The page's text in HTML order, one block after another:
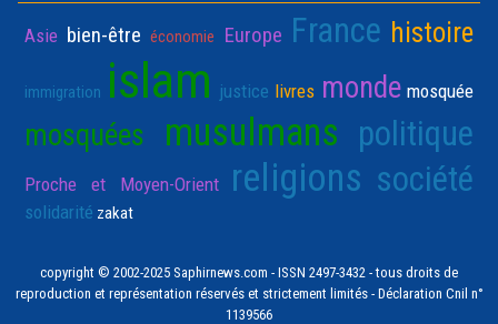
Asie bien-être économie Europe France histoire
immigration islam justice livres monde mosquée
mosquées musulmans politique
Proche et Moyen-Orient religions société
solidarité zakat
copyright © 2002-2025 Saphirnews.com - ISSN 2497-3432 - tous droits de
reproduction et représentation réservés et strictement limités - Déclaration Cnil n°
1139566